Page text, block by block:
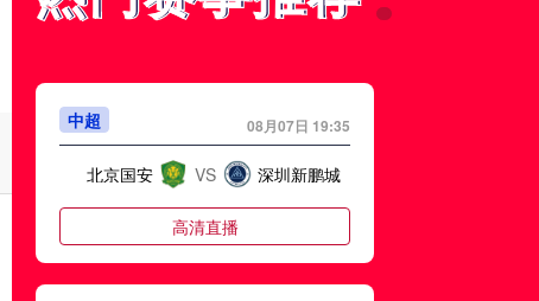
中超 08月07日 19:35
北京国安 VS 深圳新鹏城
高清直播